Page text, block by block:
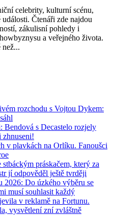
celebrity, kulturní scénu,
Čtenáři zde najdou
zákulisní pohledy i
a veřejného života.
než...
rozchodu s Vojtou Dykem:
Bendová s Decastelo rozjely
zhnuseni!
v plavkách na Orlíku. Fanoušci
práskačem, který za
jí odpověděl ještě tvrději
2026: Do úzkého výběru se
musí souhlasit každý
v reklamě na Fortunu.
vysvětlení zní zvláštně